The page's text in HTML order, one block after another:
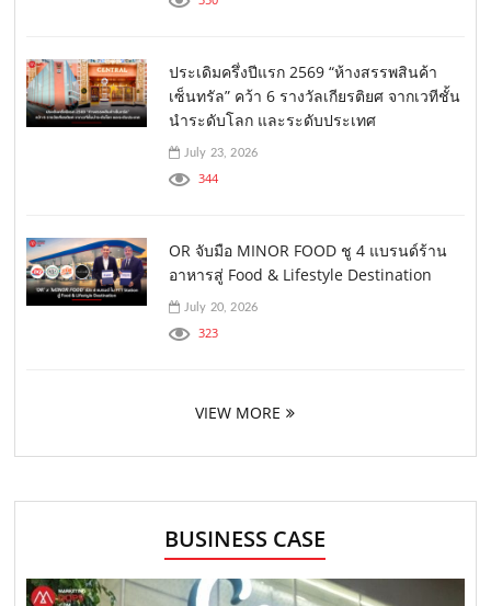
ประเดิมครึ่งปีแรก 2569 “ห้างสรรพสินค้า
เซ็นทรัล” คว้า 6 รางวัลเกียรติยศ จากเวทีชั้น
นำระดับโลก และระดับประเทศ
July 23, 2026
344
OR จับมือ MINOR FOOD ชู 4 แบรนด์ร้าน
อาหารสู่ Food & Lifestyle Destination
July 20, 2026
323
VIEW MORE
BUSINESS CASE